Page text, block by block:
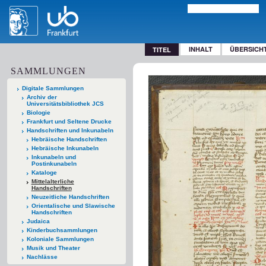
TITEL INHALT
SAMMLUNGEN
Digitale Sammlungen
Archiv der
Universitätsbibliothek JCS
Biologie
Frankfurt und Seltene Drucke
Handschriften und Inkunabeln
Hebräische Handschriften
Hebräische Inkunabeln
Inkunabeln und
Postinkunabeln
Kataloge
Mittelalterliche
Handschriften
Neuzeitliche Handschriften
Orientalische und Slawische
Handschriften
Judaica
Kinderbuchsammlungen
Koloniale Sammlungen
Musik und Theater
Nachlässe